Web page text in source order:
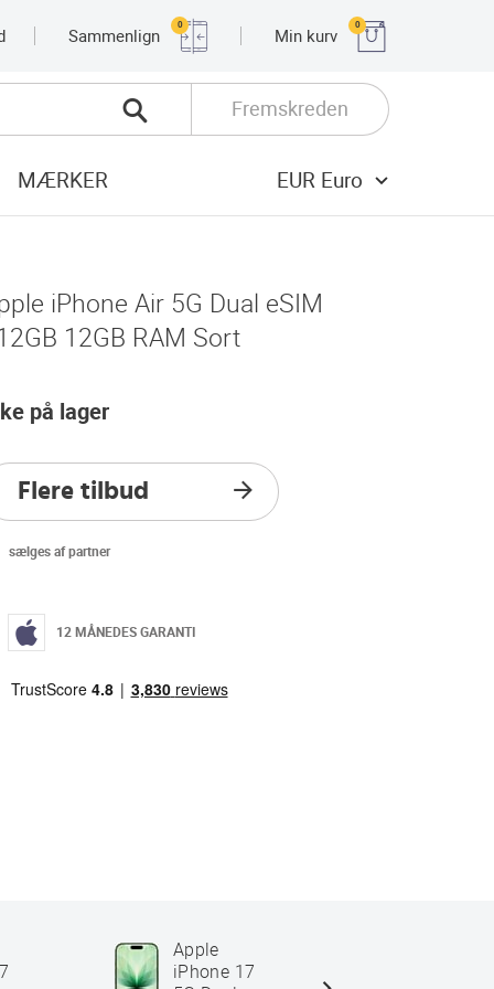
Sammenlign
0
Min kurv
0
Fremskreden
MÆRKER EUR Euro
iPhone Air 5G Dual eSIM
12GB RAM Sort
på lager
Flere tilbud
sælges af partner
12 MÅNEDES GARANTI
Apple
iPhone 17